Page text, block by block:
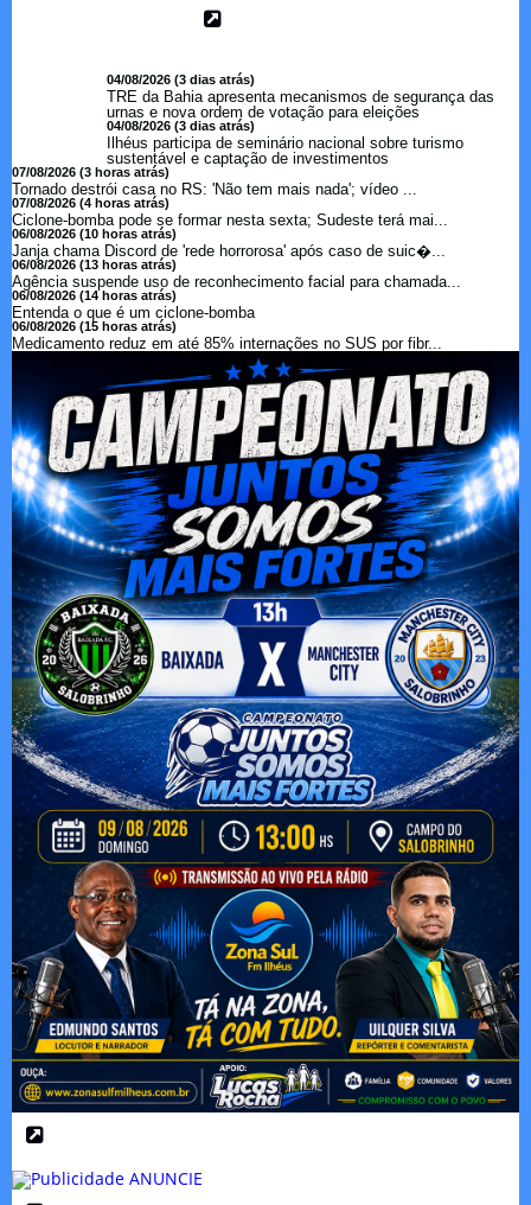
04/08/2026 (3 dias atrás)
TRE da Bahia apresenta mecanismos de segurança das
urnas e nova ordem de votação para eleições
04/08/2026 (3 dias atrás)
Ilhéus participa de seminário nacional sobre turismo
sustentável e captação de investimentos
07/08/2026 (3 horas atrás)
Tornado destrói casa no RS: 'Não tem mais nada'; vídeo ...
07/08/2026 (4 horas atrás)
Ciclone-bomba pode se formar nesta sexta; Sudeste terá mai...
06/08/2026 (10 horas atrás)
Janja chama Discord de 'rede horrorosa' após caso de suic�...
06/08/2026 (13 horas atrás)
Agência suspende uso de reconhecimento facial para chamada...
06/08/2026 (14 horas atrás)
Entenda o que é um ciclone-bomba
06/08/2026 (15 horas atrás)
Medicamento reduz em até 85% internações no SUS por fibr...